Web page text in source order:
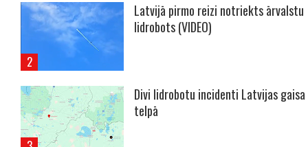
Latvijā pirmo reizi notriekts ārvalstu
lidrobots (VIDEO)
Divi lidrobotu incidenti Latvijas gaisa
telpā